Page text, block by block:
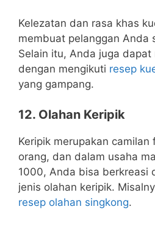
Kelezatan dan rasa khas
membuat pelanggan Anda
Selain itu, Anda juga
dengan mengikuti resep
yang gampang.
12. Olahan Keripik
Keripik merupakan camilan
orang, dan dalam usaha
1000, Anda bisa berkreasi
jenis olahan keripik.
resep olahan singkong.